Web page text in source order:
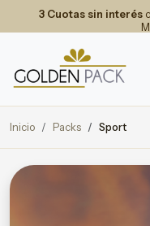
3 Cuotas sin interés
Inicio Packs Sport